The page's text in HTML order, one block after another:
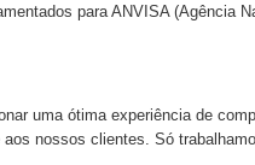
para ANVISA (Agência
uma ótima experiência de
nossos clientes. Só